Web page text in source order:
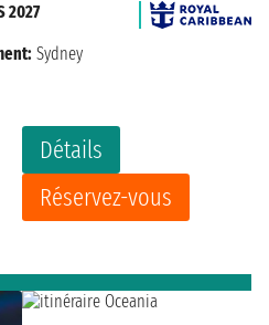
Détails
Réservez-vous
2027
Sydney